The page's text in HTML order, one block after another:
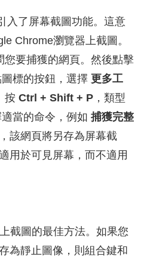
入了屏幕截圖功能。這意
Chrome瀏覽器上截圖。
您要捕獲的網頁。然後點擊
標的按鈕，選擇 更多工
按 Ctrl + Shift + P ，類型
當的命令，例如 捕獲完整
該網頁將另存為屏幕截
用於可見屏幕，而不適用
截圖的最佳方法。如果您
為靜止圖像，則組合鍵和